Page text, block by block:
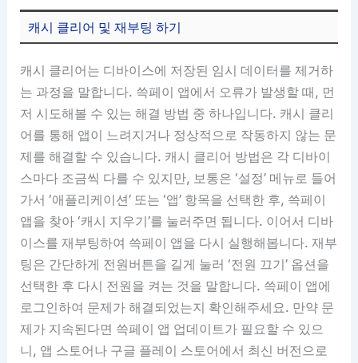
캐시 클리어 및 재부팅 하기
캐시 클리어는 디바이스에 저장된 임시 데이터를 제거하
는 과정을 말합니다. 쓱페이 앱에서 오류가 발생할 때, 먼
저 시도해볼 수 있는 해결 방법 중 하나입니다. 캐시 클리
어를 통해 앱이 느려지거나 정상적으로 작동하지 않는 문
제를 해결할 수 있습니다. 캐시 클리어 방법은 각 디바이
스마다 조금씩 다를 수 있지만, 보통은 ‘설정’ 메뉴로 들어
가서 ‘애플리케이션’ 또는 ‘앱’ 항목을 선택한 후, 쓱페이
앱을 찾아 ‘캐시 지우기’를 눌러주면 됩니다. 이어서 디바
이스를 재부팅하여 쓱페이 앱을 다시 실행해봅니다. 재부
팅은 간단하게 전원버튼을 길게 눌러 ‘전원 끄기’ 옵션을
선택한 후 다시 전원을 켜는 것을 말합니다. 쓱페이 앱에
로그인하여 문제가 해결되었는지 확인해주세요. 만약 문
제가 지속된다면 쓱페이 앱 업데이트가 필요할 수 있으
니, 앱 스토어나 구글 플레이 스토어에서 최신 버전으로